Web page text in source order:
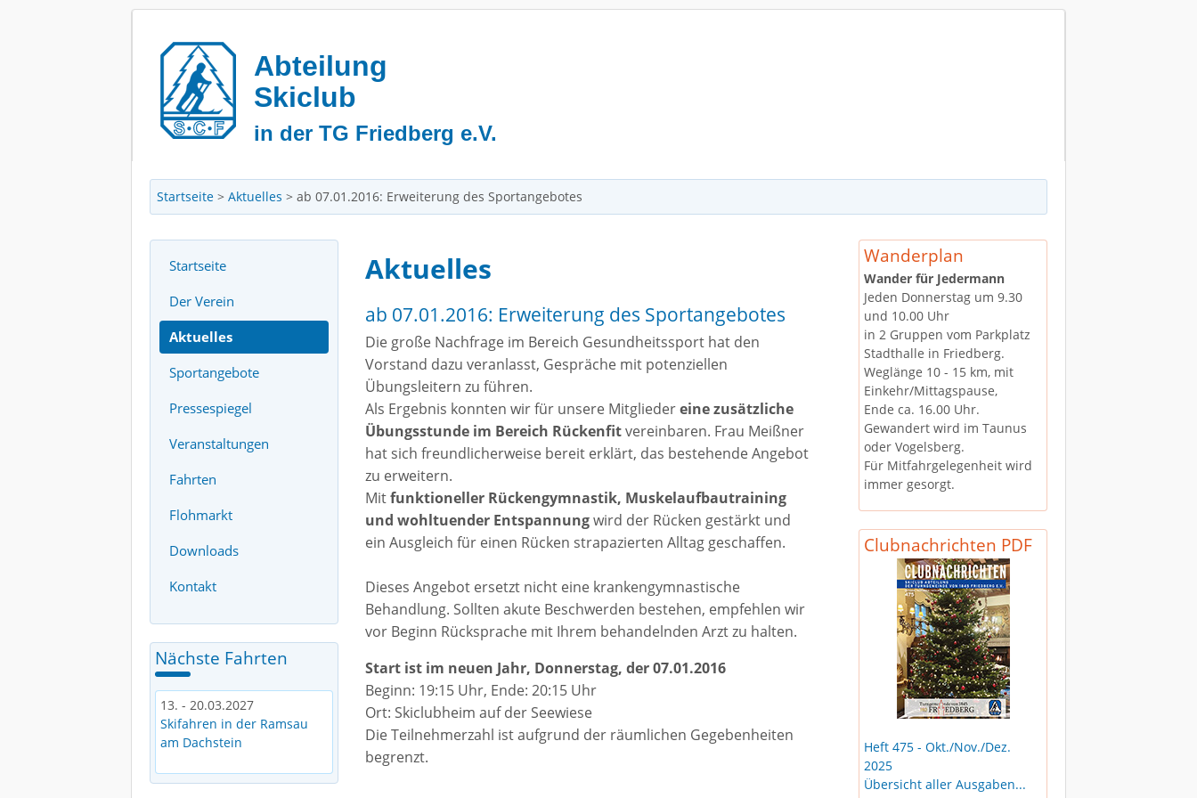
Abteilung
Skiclub
in der TG Friedberg e.V.
Startseite > Aktuelles > ab 07.01.2016: Erweiterung des Sportangebotes
Startseite
Der Verein
Aktuelles
Sportangebote
Pressespiegel
Veranstaltungen
Fahrten
Flohmarkt
Downloads
Kontakt
Nächste Fahrten
13. - 20.03.2027
Skifahren in der Ramsau
am Dachstein
Aktuelles
ab 07.01.2016: Erweiterung des Sportangebotes
Die große Nachfrage im Bereich Gesundheitssport hat den
Vorstand dazu veranlasst, Gespräche mit potenziellen
Übungsleitern zu führen.
Als Ergebnis konnten wir für unsere Mitgliedereine zusätzliche
Übungsstunde im Bereich Rückenfitvereinbaren. Frau Meißner
hat sich freundlicherweise bereit erklärt, das bestehende Angebot
zu erweitern.
Mitfunktioneller Rückengymnastik, Muskelaufbautraining
und wohltuender Entspannungwird der Rücken gestärkt und
ein Ausgleich für einen Rücken strapazierten Alltag geschaffen.
Dieses Angebot ersetzt nicht eine krankengymnastische
Behandlung. Sollten akute Beschwerden bestehen, empfehlen wir
vor Beginn Rücksprache mit Ihrem behandelnden Arzt zu halten.
Start ist im neuen Jahr, Donnerstag, der 07.01.2016
Beginn: 19:15 Uhr, Ende: 20:15 Uhr
Ort: Skiclubheim auf der Seewiese
Die Teilnehmerzahl ist aufgrund der räumlichen Gegebenheiten
begrenzt.
Wanderplan
Wander für Jedermann
Jeden Donnerstag um 9.30
und 10.00 Uhr
in 2 Gruppen vom Parkplatz
Stadthalle in Friedberg.
Weglänge 10 - 15 km, mit
Einkehr/Mittagspause,
Ende ca. 16.00 Uhr.
Gewandert wird im Taunus
oder Vogelsberg.
Für Mitfahrgelegenheit wird
immer gesorgt.
Clubnachrichten PDF
Heft 475 - Okt./Nov./Dez.
2025
Übersicht aller Ausgaben...